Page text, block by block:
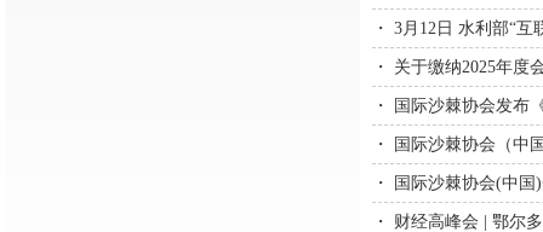
・ 3月12日 水利部“互
・ 关于缴纳2025年度
・ 国际沙棘协会发布
・ 国际沙棘协会（中
・ 国际沙棘协会(中
・ 财经高峰会 | 鄂尔